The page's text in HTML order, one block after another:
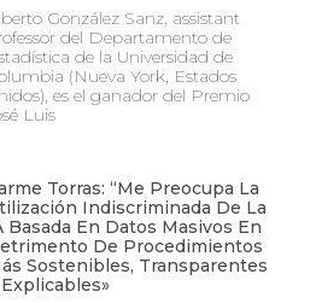
González Sanz, assistant
del Departamento de
de la Universidad de
(Nueva York, Estados
es el ganador del Premio
Luis
Torras: “Me Preocupa La
Indiscriminada De La
Basada En Datos Masivos En
De Procedimientos
Sostenibles, Transparentes